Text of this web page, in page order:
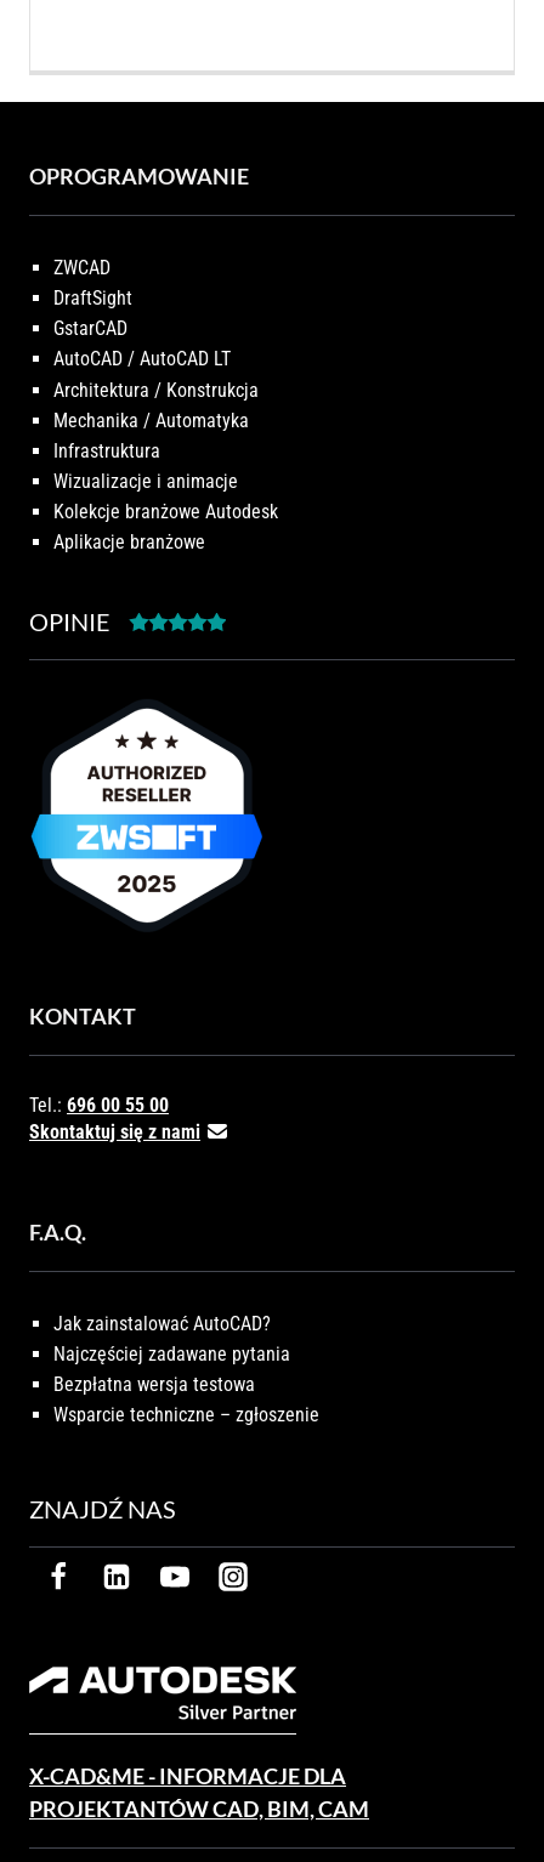
OPROGRAMOWANIE
ZWCAD
DraftSight
GstarCAD
AutoCAD / AutoCAD LT
Architektura / Konstrukcja
Mechanika / Automatyka
Infrastruktura
Wizualizacje i animacje
Kolekcje branżowe Autodesk
Aplikacje branżowe
OPINIE
KONTAKT
Tel.: 696 00 55 00
Skontaktuj się z nami
F.A.Q.
Jak zainstalować AutoCAD?
Najczęściej zadawane pytania
Bezpłatna wersja testowa
Wsparcie techniczne – zgłoszenie
ZNAJDŹ NAS
X-CAD&ME - INFORMACJE DLA
PROJEKTANTÓW CAD, BIM, CAM